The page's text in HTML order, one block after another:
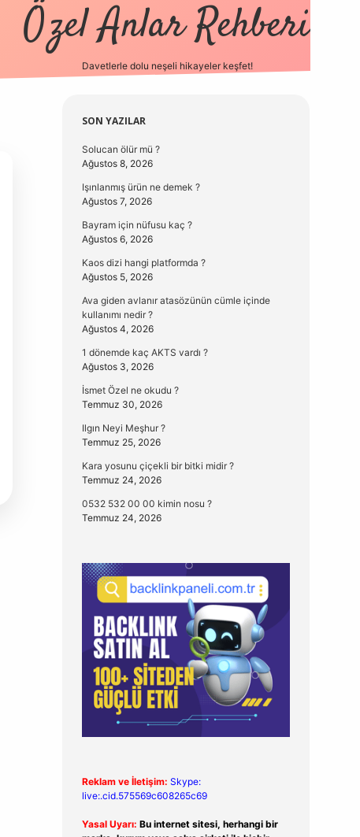
Özel Anlar Rehberi
Davetlerle dolu neşeli hikayeler keşfet!
Sidebar
SON YAZILAR
Solucan ölür mü ?
Ağustos 8, 2026
Işınlanmış ürün ne demek ?
Ağustos 7, 2026
Bayram için nüfusu kaç ?
Ağustos 6, 2026
Kaos dizi hangi platformda ?
Ağustos 5, 2026
Ava giden avlanır atasözünün cümle içinde
kullanımı nedir ?
Ağustos 4, 2026
1 dönemde kaç AKTS vardı ?
Ağustos 3, 2026
İsmet Özel ne okudu ?
Temmuz 30, 2026
Ilgın Neyi Meşhur ?
Temmuz 25, 2026
Kara yosunu çiçekli bir bitki midir ?
Temmuz 24, 2026
0532 532 00 00 kimin nosu ?
Temmuz 24, 2026
Reklam ve İletişim: Skype:
live:.cid.575569c608265c69
Yasal Uyarı: Bu internet sitesi, herhangi bir